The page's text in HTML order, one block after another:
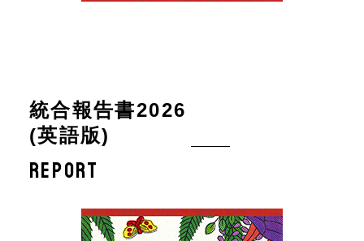
統合報告書2026
(英語版)
REPORT